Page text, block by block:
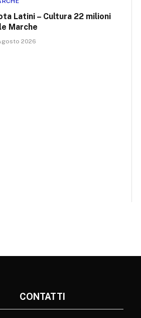
Latini – Cultura 22 milioni
Marche
2026
CONTATTI